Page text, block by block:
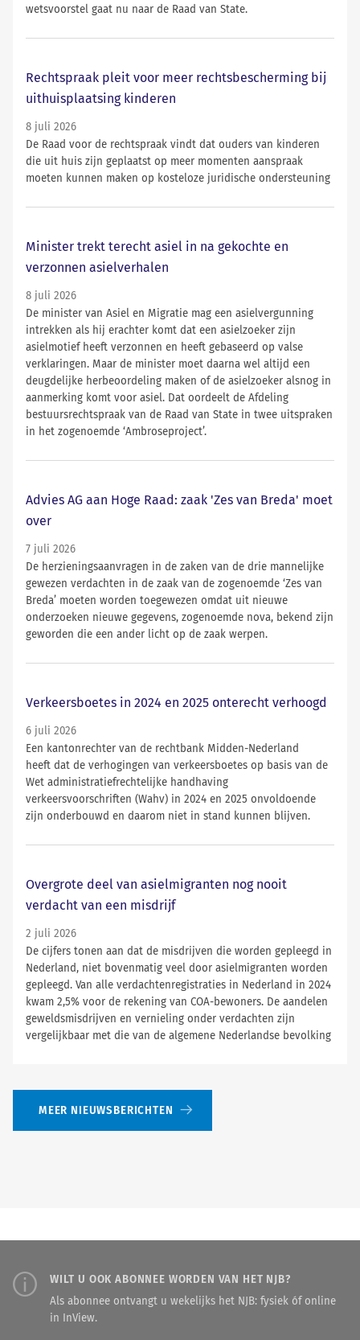
wetsvoorstel gaat nu naar de Raad van State.
Rechtspraak pleit voor meer rechtsbescherming bij
uithuisplaatsing kinderen
8 juli 2026
De Raad voor de rechtspraak vindt dat ouders van kinderen
die uit huis zijn geplaatst op meer momenten aanspraak
moeten kunnen maken op kosteloze juridische ondersteuning
Minister trekt terecht asiel in na gekochte en
verzonnen asielverhalen
8 juli 2026
De minister van Asiel en Migratie mag een asielvergunning
intrekken als hij erachter komt dat een asielzoeker zijn
asielmotief heeft verzonnen en heeft gebaseerd op valse
verklaringen. Maar de minister moet daarna wel altijd een
deugdelijke herbeoordeling maken of de asielzoeker alsnog in
aanmerking komt voor asiel. Dat oordeelt de Afdeling
bestuursrechtspraak van de Raad van State in twee uitspraken
in het zogenoemde ‘Ambroseproject’.
Advies AG aan Hoge Raad: zaak 'Zes van Breda' moet
over
7 juli 2026
De herzieningsaanvragen in de zaken van de drie mannelijke
gewezen verdachten in de zaak van de zogenoemde ‘Zes van
Breda’ moeten worden toegewezen omdat uit nieuwe
onderzoeken nieuwe gegevens, zogenoemde nova, bekend zijn
geworden die een ander licht op de zaak werpen.
Verkeersboetes in 2024 en 2025 onterecht verhoogd
6 juli 2026
Een kantonrechter van de rechtbank Midden-Nederland
heeft dat de verhogingen van verkeersboetes op basis van de
Wet administratiefrechtelijke handhaving
verkeersvoorschriften (Wahv) in 2024 en 2025 onvoldoende
zijn onderbouwd en daarom niet in stand kunnen blijven.
Overgrote deel van asielmigranten nog nooit
verdacht van een misdrijf
2 juli 2026
De cijfers tonen aan dat de misdrijven die worden gepleegd in
Nederland, niet bovenmatig veel door asielmigranten worden
gepleegd. Van alle verdachtenregistraties in Nederland in 2024
kwam 2,5% voor de rekening van COA-bewoners. De aandelen
geweldsmisdrijven en vernieling onder verdachten zijn
vergelijkbaar met die van de algemene Nederlandse bevolking
MEER NIEUWSBERICHTEN
WILT U OOK ABONNEE WORDEN VAN HET NJB?
Als abonnee ontvangt u wekelijks het NJB: fysiek óf online
in InView.